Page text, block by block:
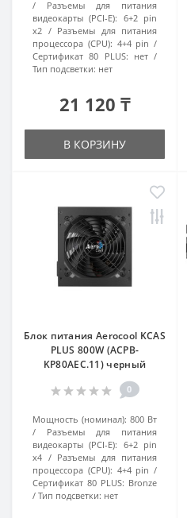
Разъемы для питания
видеокарты (PCI-E): 6+2 pin
x2
Разъемы для питания
процессора (CPU): 4+4 pin
Сертификат 80 PLUS: нет
Тип подсветки: нет
21 120 ₸
В КОРЗИНУ
Блок питания Aerocool KCAS
PLUS 800W (ACPB-
KP80AEC.11) черный
0
Мощность (номинал): 800 Вт
Разъемы для питания
видеокарты (PCI-E): 6+2 pin
x4
Разъемы для питания
процессора (CPU): 4+4 pin
Сертификат 80 PLUS: Bronze
Тип подсветки: нет